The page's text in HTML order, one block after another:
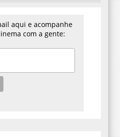
aqui e acompanhe
com a gente: